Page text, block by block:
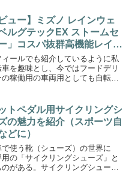
する際にピッタリなウエストポー
かと探した所、こ...
ュー】ミズノ レインウェ
ルグテックEX ストームセ
」コスパ抜群高機能レイン
ア
ィールでも紹介しているように私
車を趣味とし、今ではフードデリ
稼働用の車両用としても自転車
多くのレイングッズを購入してき
こで今回の記事では...
トペダル用サイクリングシ
の魅力を紹介（スポーツ自
どに）
で使う靴（シューズ）の世界に
用の「サイクリングシューズ」と
のがある。サイクリングシューズ